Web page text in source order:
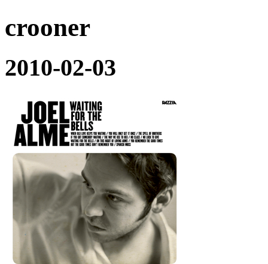
crooner
2010-02-03